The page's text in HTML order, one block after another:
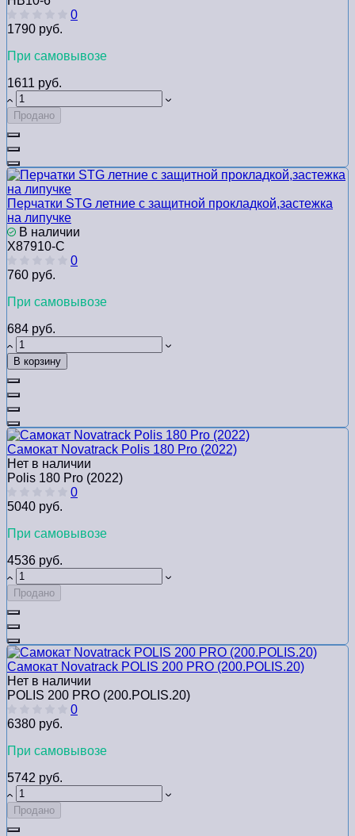
0
1790 руб.
При самовывозе
1611 руб.
Продано
Перчатки STG летние с защитной прокладкой,застежка
на липучке
В наличии
Х87910-С
0
760 руб.
При самовывозе
684 руб.
В корзину
Самокат Novatrack Polis 180 Pro (2022)
Нет в наличии
Polis 180 Pro (2022)
0
5040 руб.
При самовывозе
4536 руб.
Продано
Самокат Novatrack POLIS 200 PRO (200.POLIS.20)
Нет в наличии
POLIS 200 PRO (200.POLIS.20)
0
6380 руб.
При самовывозе
5742 руб.
Продано